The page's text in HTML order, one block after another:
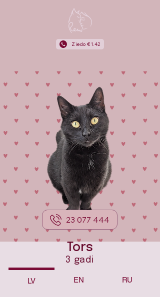
Ziedo €1.42
LV EN RU
23 077 444
Tors
3 gadi